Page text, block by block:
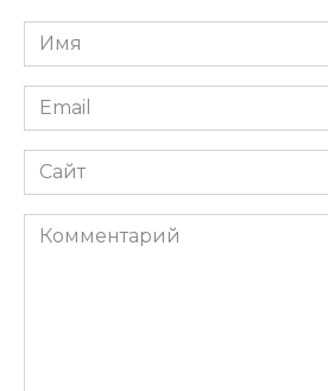
Имя
*
Email
*
Сайт
Комментарий